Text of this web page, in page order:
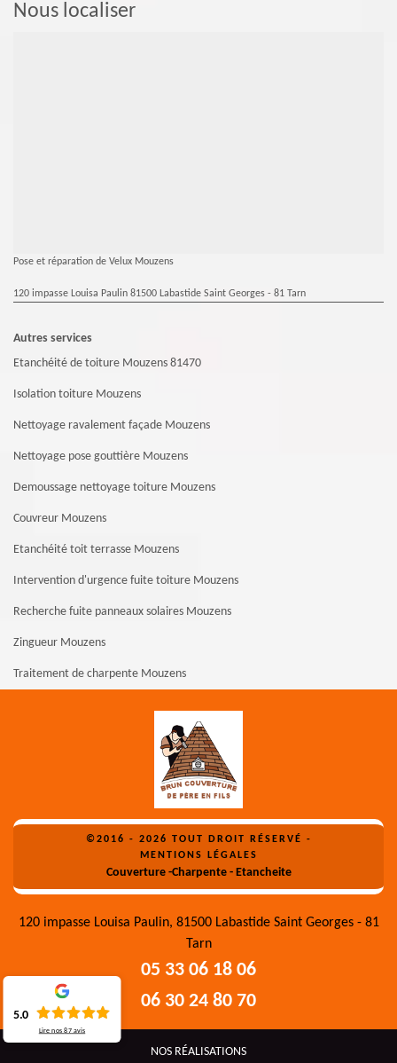
NOS RÉALISATIONS
Nous localiser
Pose et réparation de Velux Mouzens
120 impasse Louisa Paulin 81500 Labastide Saint Georges - 81 Tarn
Autres services
Etanchéité de toiture Mouzens 81470
Isolation toiture Mouzens
Nettoyage ravalement façade Mouzens
Nettoyage pose gouttière Mouzens
Demoussage nettoyage toiture Mouzens
Couvreur Mouzens
Etanchéité toit terrasse Mouzens
Intervention d'urgence fuite toiture Mouzens
Recherche fuite panneaux solaires Mouzens
Zingueur Mouzens
Traitement de charpente Mouzens
©2016 - 2026 TOUT DROIT RÉSERVÉ -
MENTIONS LÉGALES
Couverture -Charpente - Etancheite
120 impasse Louisa Paulin, 81500 Labastide Saint Georges - 81
Tarn
05 33 06 18 06
06 30 24 80 70
5.0
Lire nos87 avis